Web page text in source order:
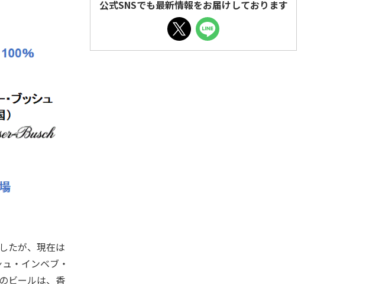
たが、現在は
・インベブ・
ビールは、香
公式SNSでも最新情報をお届けしております